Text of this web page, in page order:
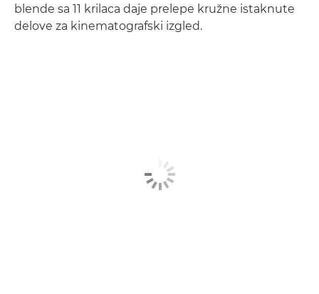
blende sa 11 krilaca daje prelepe kružne istaknute
delove za kinematografski izgled.